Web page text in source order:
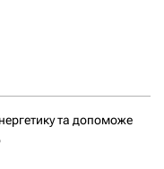
та допоможе